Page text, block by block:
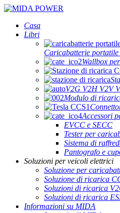
Casa
Libri
Caricabatterie
Wallbox
V2G V2H V2V
Modulo di
Accessori
EVCC e SECC
Tester per
Sistema di
Pantografo e
Soluzioni per veicoli elettrici
Soluzione per
Soluzione di ricarica
Soluzioni di ricarica
Soluzioni di ricarica
Informazioni su MIDA